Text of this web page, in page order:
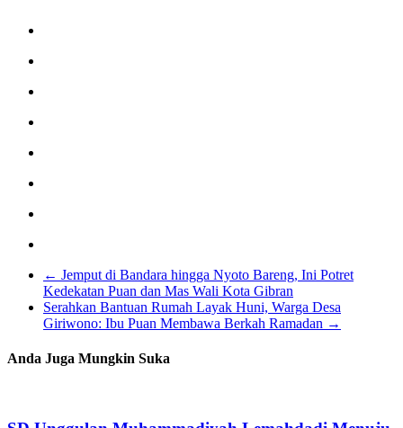
← Jemput di Bandara hingga Nyoto Bareng, Ini Potret
Kedekatan Puan dan Mas Wali Kota Gibran
Serahkan Bantuan Rumah Layak Huni, Warga Desa
Giriwono: Ibu Puan Membawa Berkah Ramadan →
Anda Juga Mungkin Suka